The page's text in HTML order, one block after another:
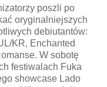
poszli po
oryginalniejszych
debiutantów:
KR, Enchanted
W sobotę
festiwalach Fuka
showcase Lado